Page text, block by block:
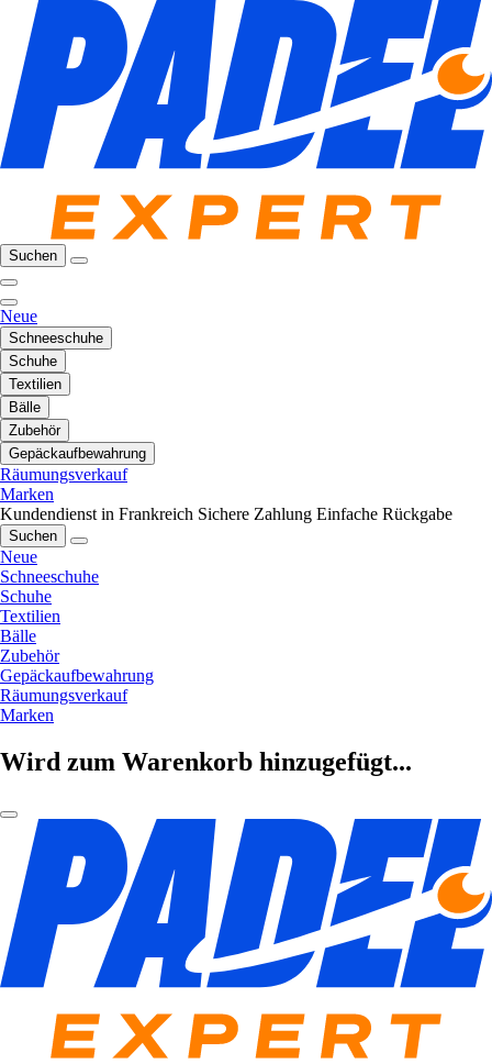
Suchen
Neue
Schneeschuhe
Schuhe
Textilien
Bälle
Zubehör
Gepäckaufbewahrung
Räumungsverkauf
Marken
Kundendienst in Frankreich Sichere Zahlung Einfache Rückgabe
Suchen
Neue
Schneeschuhe
Schuhe
Textilien
Bälle
Zubehör
Gepäckaufbewahrung
Räumungsverkauf
Marken
Wird zum Warenkorb hinzugefügt...